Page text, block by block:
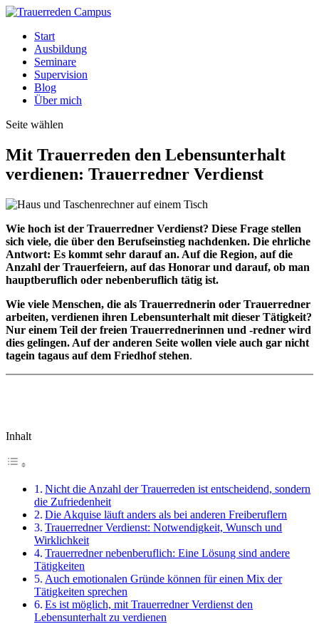
Start
Ausbildung
Seminare
Supervision
Blog
Über mich
Seite wählen
Mit Trauerreden den Lebensunterhalt
verdienen: Trauerredner Verdienst
Wie hoch ist der Trauerredner Verdienst? Diese Frage stellen
sich viele, die über den Berufseinstieg nachdenken. Die ehrliche
Antwort: Es kommt sehr darauf an. Auf die Region, auf die
Anzahl der Trauerfeiern, auf das Honorar und darauf, ob man
hauptberuflich oder nebenberuflich tätig ist.
Wie viele Menschen, die als Trauerrednerin oder Trauerredner
arbeiten, verdienen ihren Lebensunterhalt mit dieser Tätigkeit?
Nur einem Teil der freien Trauerrednerinnen und -redner wird
dies gelingen. Auf der anderen Seite wollen viele auch gar nicht
tagein tagaus auf dem Friedhof stehen.
Inhalt
Nicht die Anzahl der Trauerreden ist entscheidend, sondern
die Zufriedenheit
Die Akquise läuft anders als bei anderen Freiberuflern
Trauerredner Verdienst: Notwendigkeit, Wunsch und
Wirklichkeit
Trauerredner nebenberuflich: Eine Lösung sind andere
Tätigkeiten
Auch emotionalen Gründe können für einen Mix der
Tätigkeiten sprechen
Es ist möglich, mit Trauerredner Verdienst den
Lebensunterhalt zu verdienen